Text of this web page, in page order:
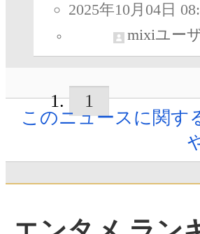
2025年10月04日
mixiユー
1
このニュースに関す